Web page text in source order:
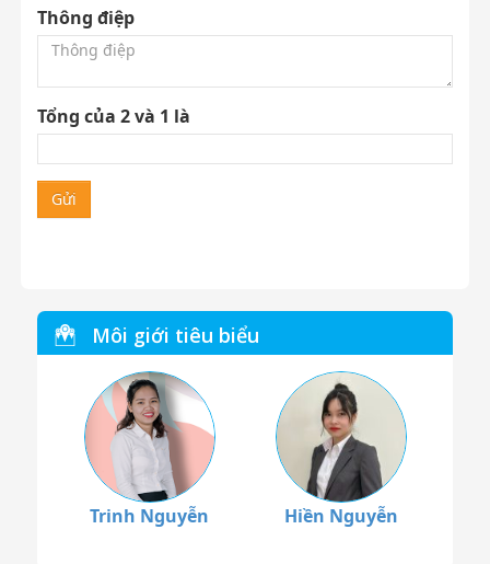
Thông điệp
Tổng của 2 và 1 là
Gửi
Môi giới tiêu biểu
Trinh Nguyễn Hiền Nguyễn